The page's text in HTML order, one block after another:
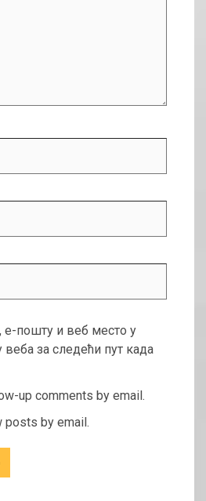
е-пошту и веб место у
за следећи пут када
up comments by email.
posts by email.